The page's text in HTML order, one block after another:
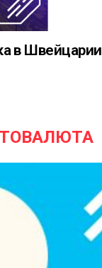
в Швейцарии